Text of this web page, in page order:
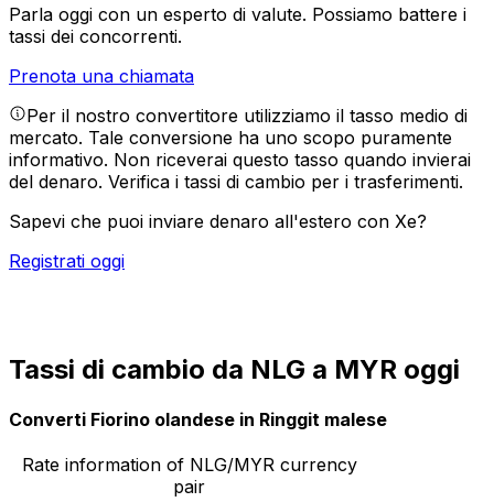
Parla oggi con un esperto di valute. Possiamo battere i
tassi dei concorrenti.
Prenota una chiamata
Per il nostro convertitore utilizziamo il tasso medio di
mercato. Tale conversione ha uno scopo puramente
informativo. Non riceverai questo tasso quando invierai
del denaro. Verifica i tassi di cambio per i trasferimenti.
Sapevi che puoi inviare denaro all'estero con Xe?
Registrati oggi
Tassi di cambio da NLG a MYR oggi
Converti Fiorino olandese in Ringgit malese
Rate information of NLG/MYR currency
pair